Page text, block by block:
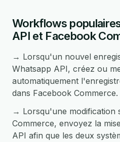
Workflows
API et Facebook
→ Lorsqu'un nouvel
Whatsapp API, créez ou
automatiquement
dans Facebook Commerce.
→ Lorsqu'une modification
Commerce, envoyez la
API afin que les deux